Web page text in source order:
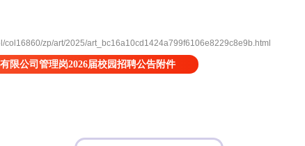
zp/art/2025/art_bc16a10cd1424a799f6106e8229c8e9b.html
限公司管理岗2026届校园招聘公告附件